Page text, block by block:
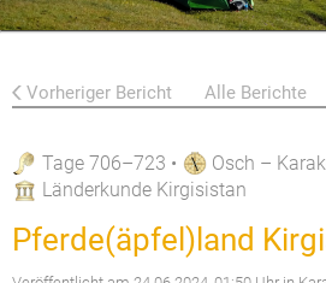
Vorheriger Bericht Alle Berichte
Tage 706–723 • Osch –
Länderkunde Kirgisistan
Pferde(äpfel)land